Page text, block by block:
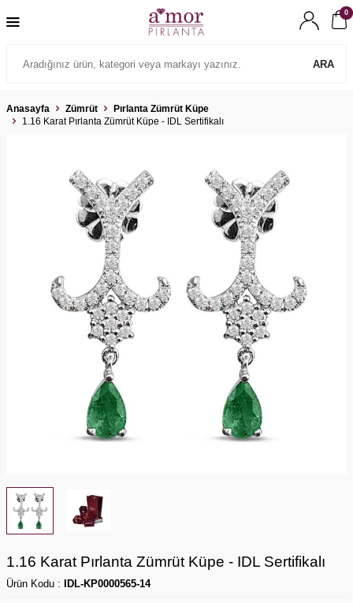
ARA
0
Anasayfa Zümrüt
Pırlanta Zümrüt Küpe
1.16 Karat Pırlanta Zümrüt Küpe - IDL Sertifikalı
1.16 Karat Pırlanta Zümrüt Küpe - IDL Sertifikalı
Ürün Kodu : IDL-KP0000565-14